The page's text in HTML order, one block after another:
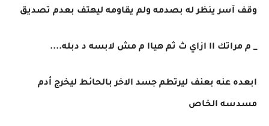
وقف آسر ينظر له بصدمه ولم يقاومه ليهتف بعدم تصديق
_ م مراتك اا ازاي ث ثم هياا م مش لابسه د دبله....
ابعده عنه بعنف ليرتطم جسد الاخر بالحائط ليخرج أدم
مسدسه الخاص